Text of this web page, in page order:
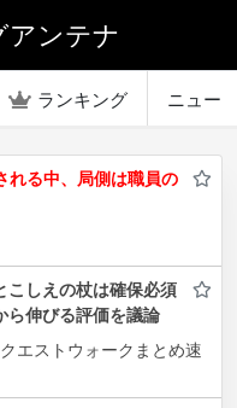
アンテナ
ランキング ニュー
れる中、局側は職員の
こしえの杖は確保必須
ら伸びる評価を議論
エストウォークまとめ速